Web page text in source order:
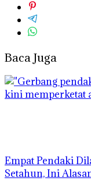
Baca Juga
Empat Pendaki
Setahun, Ini